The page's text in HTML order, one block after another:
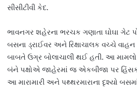
સીસીટીવી કેદ.
ભાવનગર શહેરના ભરચક ગણાતા ઘોઘા ગેટ
બસના ડ્રાઈવર અને રિક્ષાચાલક વચ્ચે વાહન
બાબતે ઉગ્ર બોલાચાલી થઈ હતી. આ
બંને પક્ષોએ જાહેરમાં જ એકબીજા પર હિંસક
આ મારામારી અને પથ્થરમારાના દૃશ્યો બસમાં